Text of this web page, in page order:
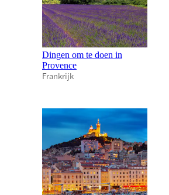
Dingen om te doen in
Provence
Frankrijk